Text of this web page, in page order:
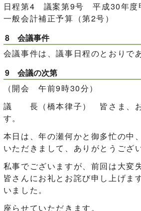
日程第4 議案第9号 平成30年度
一般会計補正予算（第2号）
8 会議事件
会議事件は、議事日程のとおりであ
9 会議の次第
（開会 午前9時30分）
議 長（橋本律子） 皆さま、お
す。
本日は、年の瀬何かと御多忙の中
いただきまして、ありがとうござ
私事でございますが、前回は大変
皆さんにお礼とお詫び申し上げま
いました。
座らせていただきます。